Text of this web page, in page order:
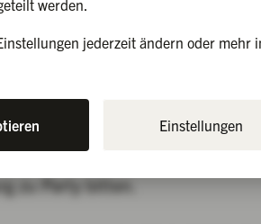
Gewürzöl – optional mit
Wurstspezialitäten – im
Burger – mit BBQ-Mayo,
vegan als Linsenburger
Uhr vor der Burg mit kühlen
zu Party bitten.
werden.
jederzeit ändern oder mehr
Einstellungen